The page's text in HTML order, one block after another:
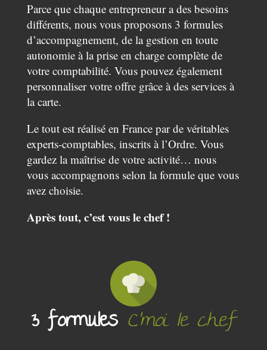
Parce que chaque entrepreneur a des besoins
différents, nous vous proposons 3 formules
d’accompagnement, de la gestion en toute
autonomie à la prise en charge complète de
votre comptabilité. Vous pouvez également
personnaliser votre offre grâce à des services à
la carte.
Le tout est réalisé en France par de véritables
experts-comptables, inscrits à l’Ordre. Vous
gardez la maîtrise de votre activité… nous
vous accompagnons selon la formule que vous
avez choisie.
Après tout, c’est vous le chef !
3 formules C’moi le chef